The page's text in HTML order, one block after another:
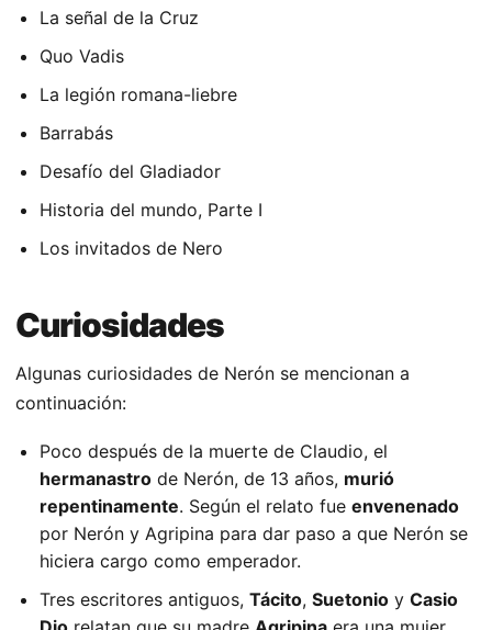
La señal de la Cruz
Quo Vadis
La legión romana-liebre
Barrabás
Desafío del Gladiador
Historia del mundo, Parte I
Los invitados de Nero
Curiosidades
Algunas curiosidades de Nerón se mencionan a
continuación:
Poco después de la muerte de Claudio, el
hermanastro de Nerón, de 13 años, murió
repentinamente. Según el relato fue envenenado
por Nerón y Agripina para dar paso a que Nerón se
hiciera cargo como emperador.
Tres escritores antiguos, Tácito, Suetonio y Casio